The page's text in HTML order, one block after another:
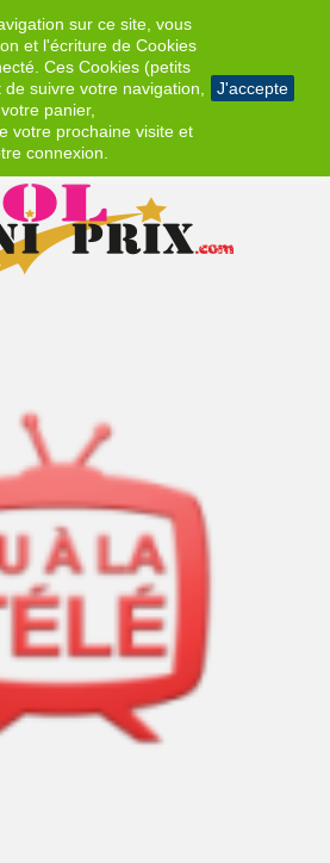
sur ce site, vous
et l'écriture de Cookies
Ces Cookies (petits
suivre votre navigation,
panier,
votre prochaine visite et
connexion.
J'accepte